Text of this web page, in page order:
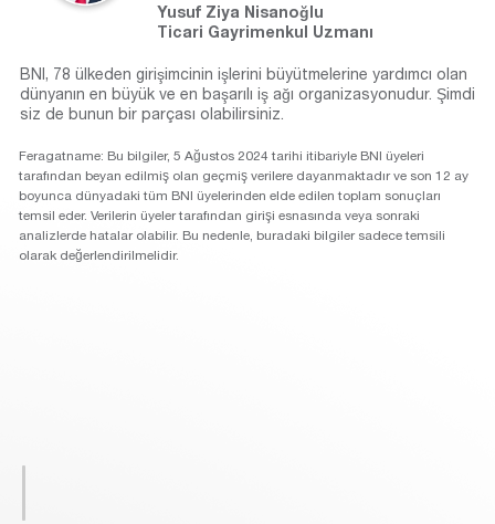
Yusuf Ziya Nisanoğlu
Ticari Gayrimenkul Uzmanı
BNI, 78 ülkeden girişimcinin işlerini büyütmelerine yardımcı olan
dünyanın en büyük ve en başarılı iş ağı organizasyonudur. Şimdi
siz de bunun bir parçası olabilirsiniz.
Feragatname: Bu bilgiler, 5 Ağustos 2024 tarihi itibariyle BNI üyeleri
tarafından beyan edilmiş olan geçmiş verilere dayanmaktadır ve son 12 ay
boyunca dünyadaki tüm BNI üyelerinden elde edilen toplam sonuçları
temsil eder. Verilerin üyeler tarafından girişi esnasında veya sonraki
analizlerde hatalar olabilir. Bu nedenle, buradaki bilgiler sadece temsili
olarak değerlendirilmelidir.